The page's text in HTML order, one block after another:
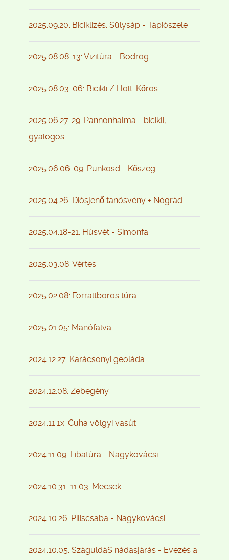
2025.09.20: Biciklizés: Sülysáp - Tápiószele
2025.08.08-13: Vizitúra - Bodrog
2025.08.03-06: Bicikli / Holt-Kőrös
2025.06.27-29: Pannonhalma - bicikli,
gyalogos
2025.06.06-09: Pünkösd - Kőszeg
2025.04.26: Diósjenő tanösvény + Nógrád
2025.04.18-21: Húsvét - Simonfa
2025.03.08: Vértes
2025.02.08: Forraltboros túra
2025.01.05: Manófalva
2024.12.27: Karácsonyi geoláda
2024.12.08: Zebegény
2024.11.1x: Cuha völgyi vasút
2024.11.09: Libatúra - Nagykovácsi
2024.10.31-11.03: Mecsek
2024.10.26: Piliscsaba - Nagykovácsi
2024.10.05. SzáguldáS nádasjárás - Evezés a